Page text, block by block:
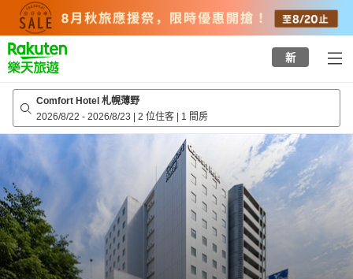
top
page
新
Comfort Hotel 札幌薄野
2026/8/22 - 2026/8/23 | 2 位住客 | 1 間房